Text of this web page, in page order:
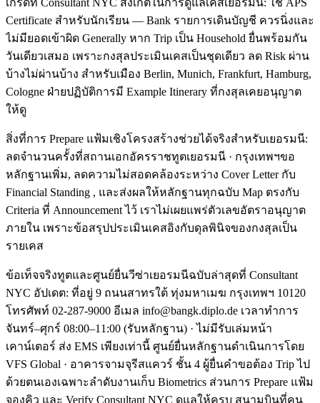
เกร็ดที่ Consultant NYC สังเกตในการดูแลเคสเยอรมนี: ใช้ APS
Certificate สำหรับนักเรียน — Bank รายการเดินบัญชี ควรนิ่งและ
ไม่มียอดเข้าผิด Generally หาก Trip เป็น Household ยื่นพร้อมกัน
วันเดียวเสมอ เพราะกงสุลประเมินเคสเป็นชุดเดียว ลด Risk ผ่าน
บ้างไม่ผ่านบ้าง สำหรับเมือง Berlin, Munich, Frankfurt, Hamburg,
Cologne ฝ่ายปฏิบัติการมี Example Itinerary ที่กงสุลเคยอนุญาต
ให้ดู
สิ่งที่การ Prepare แฟ้มเชิงโครงสร้างช่วยได้จริงสำหรับเยอรมนี:
ลดจำนวนครั้งที่สถานเอกอัครราชทูตเยอรมนี · กรุงเทพฯขอ
หลักฐานเพิ่ม, ลดความไม่สอดคล้องระหว่าง Cover Letter กับ
Financial Standing , และส่งผลให้หลักฐานทุกฉบับ Map ตรงกับ
Criteria ที่ Announcement ไว้ เราไม่เผยแพร่ตัวเลขอัตราอนุญาต
ภายใน เพราะข้อสรุปประเมินเคสอิงกับดุลพินิจของกงสุลเป็น
รายเคส
ข้อเท็จจริงทูตและศูนย์ยื่นวีซ่าเยอรมนีฉบับล่าสุดที่ Consultant
NYC อัปเดต: ที่อยู่ 9 ถนนสาทรใต้ ทุ่งมหาเมฆ กรุงเทพฯ 10120
โทรศัพท์ 02-287-9000 อีเมล info@bangk.diplo.de เวลาทำการ
จันทร์–ศุกร์ 08:00–11:00 (รับหลักฐาน) · ไม่มีรับเล่มหน้า
เคาน์เตอร์ ส่ง EMS เพียงเท่านี้ ศูนย์ยื่นหลักฐานดำเนินการโดย
VFS Global · อาคารจามจุรีสแควร์ ชั้น 4 ผู้ยื่นคำขอต้อง Trip ไป
ด้วยตนเองเฉพาะลำดับงานเก็บ Biometrics ส่วนการ Prepare แฟ้ม
จองคิว และ Verify Consultant NYC ดูแลให้ครบ สนามบินที่คน